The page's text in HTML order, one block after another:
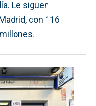
Le siguen
con 116